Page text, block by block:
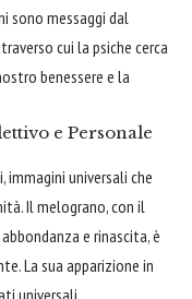
sono messaggi dal
cui la psiche cerca
benessere e la
e Personale
immagini universali che
Il melograno, con il
e rinascita, è
La sua apparizione in
universali.